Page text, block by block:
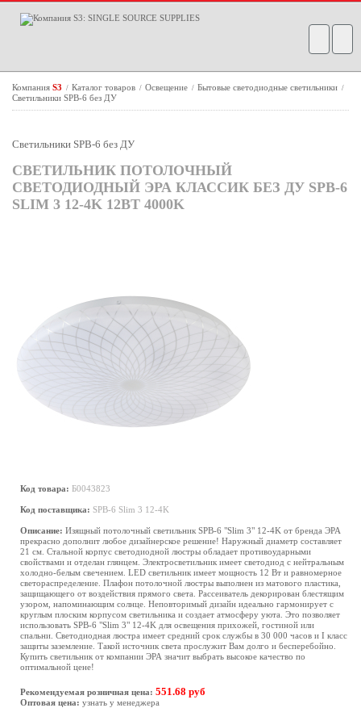
Компания S3 / Каталог товаров / Освещение / Бытовые светодиодные светильники /
Светильники SPB-6 без ДУ
Светильники SPB-6 без ДУ
СВЕТИЛЬНИК ПОТОЛОЧНЫЙ
СВЕТОДИОДНЫЙ ЭРА КЛАССИК БЕЗ ДУ SPB-6
SLIM 3 12-4K 12ВТ 4000K
Код товара: Б0043823
Код поставщика: SPB-6 Slim 3 12-4K
Описание: Изящный потолочный светильник SPB-6 "Slim 3" 12-4K от бренда ЭРА
прекрасно дополнит любое дизайнерское решение! Наружный диаметр составляет
21 см. Стальной корпус светодиодной люстры обладает противоударными
свойствами и отделан глянцем. Электросветильник имеет светодиод с нейтральным
холодно-белым свечением. LED светильник имеет мощность 12 Вт и равномерное
светораспределение. Плафон потолочной люстры выполнен из матового пластика,
защищающего от воздействия прямого света. Рассеиватель декорирован блестящим
узором, напоминающим солнце. Неповторимый дизайн идеально гармонирует с
круглым плоским корпусом светильника и создает атмосферу уюта. Это позволяет
использовать SPB-6 "Slim 3" 12-4K для освещения прихожей, гостиной или
спальни. Светодиодная люстра имеет средний срок службы в 30 000 часов и I класс
защиты заземление. Такой источник света прослужит Вам долго и бесперебойно.
Купить светильник от компании ЭРА значит выбрать высокое качество по
оптимальной цене!
Рекомендуемая розничная цена: 551.68 руб
Оптовая цена: узнать у менеджера